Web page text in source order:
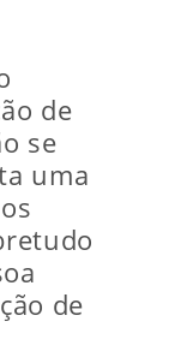
de
se
uma
de